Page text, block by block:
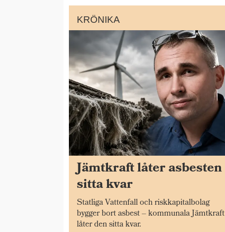
KRÖNIKA
Jämtkraft låter asbesten
sitta kvar
Statliga Vattenfall och riskkapitalbolag
bygger bort asbest – kommunala Jämtkraft
låter den sitta kvar.